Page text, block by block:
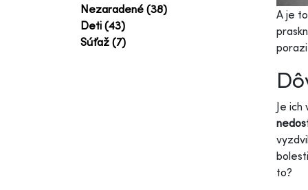
Nezaradené (38)
Deti (43)
Súťaž (7)
A je
Je
to?